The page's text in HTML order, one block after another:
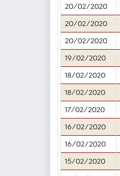
20/02/2020
20/02/2020
20/02/2020
19/02/2020
18/02/2020
18/02/2020
17/02/2020
16/02/2020
16/02/2020
15/02/2020